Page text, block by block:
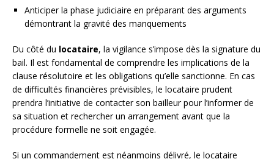
Anticiper la phase judiciaire en préparant des arguments
démontrant la gravité des manquements
Du côté du locataire, la vigilance s’impose dès la signature du
bail. Il est fondamental de comprendre les implications de la
clause résolutoire et les obligations qu’elle sanctionne. En cas
de difficultés financières prévisibles, le locataire prudent
prendra l’initiative de contacter son bailleur pour l’informer de
sa situation et rechercher un arrangement avant que la
procédure formelle ne soit engagée.
Si un commandement est néanmoins délivré, le locataire